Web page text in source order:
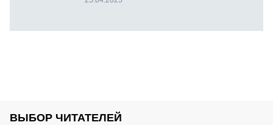
ВЫБОР ЧИТАТЕЛЕЙ